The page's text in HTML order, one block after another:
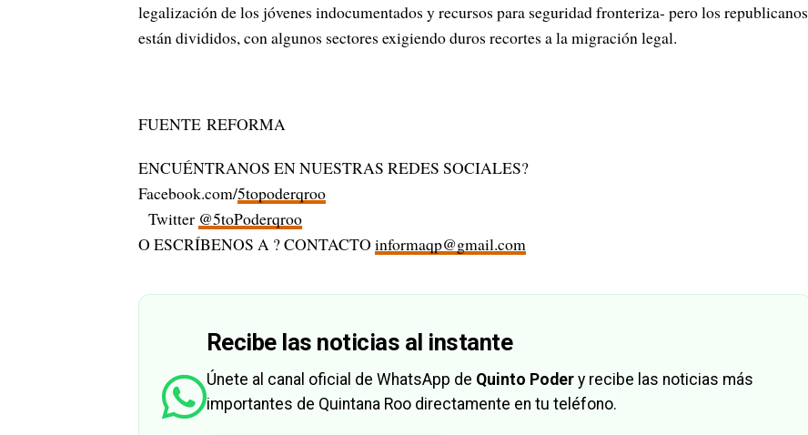
legalización de los jóvenes indocumentados y recursos para seguridad fronteriza- pero los republicanos
están divididos, con algunos sectores exigiendo duros recortes a la migración legal.
FUENTE REFORMA
ENCUÉNTRANOS EN NUESTRAS REDES SOCIALES?
Facebook.com/5topoderqroo
Twitter @5toPoderqroo
O ESCRÍBENOS A ? CONTACTO informaqp@gmail.com
Recibe las noticias al instante
Únete al canal oficial de WhatsApp de Quinto Poder y recibe las noticias más
importantes de Quintana Roo directamente en tu teléfono.